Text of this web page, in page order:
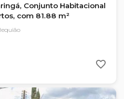
Conjunto Habitacional
com 81.88 m²